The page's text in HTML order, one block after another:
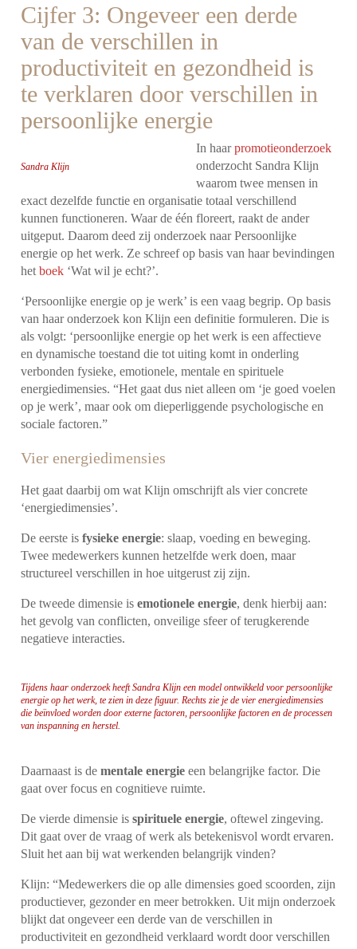
Cijfer 3: Ongeveer een derde
van de verschillen in
productiviteit en gezondheid is
te verklaren door verschillen in
persoonlijke energie
Sandra Klijn
In haarpromotieonderzoek
onderzocht Sandra Klijn
waarom twee mensen in
exact dezelfde functie en organisatie totaal verschillend
kunnen functioneren. Waar de één floreert, raakt de ander
uitgeput. Daarom deed zij onderzoek naar Persoonlijke
energie op het werk. Ze schreef op basis van haar bevindingen
hetboek ‘Wat wil je echt?’.
‘Persoonlijke energie op je werk’ is een vaag begrip. Op basis
van haar onderzoek kon Klijn een definitie formuleren. Die is
als volgt: ‘persoonlijke energie op het werk is een affectieve
en dynamische toestand die tot uiting komt in onderling
verbonden fysieke, emotionele, mentale en spirituele
energiedimensies. “Het gaat dus niet alleen om ‘je goed voelen
op je werk’, maar ook om dieperliggende psychologische en
sociale factoren.”
Vier energiedimensies
Het gaat daarbij om wat Klijn omschrijft als vier concrete
‘energiedimensies’.
De eerste isfysieke energie: slaap, voeding en beweging.
Twee medewerkers kunnen hetzelfde werk doen, maar
structureel verschillen in hoe uitgerust zij zijn.
De tweede dimensie isemotionele energie, denk hierbij aan:
het gevolg van conflicten, onveilige sfeer of terugkerende
negatieve interacties.
Tijdens haar onderzoek heeft Sandra Klijn een model ontwikkeld voor persoonlijke
energie op het werk, te zien in deze figuur. Rechts zie je de vier energiedimensies
die beïnvloed worden door externe factoren, persoonlijke factoren en de processen
van inspanning en herstel.
Daarnaast is dementale energie een belangrijke factor. Die
gaat over focus en cognitieve ruimte.
De vierde dimensie isspirituele energie, oftewel zingeving.
Dit gaat over de vraag of werk als betekenisvol wordt ervaren.
Sluit het aan bij wat werkenden belangrijk vinden?
Klijn: “Medewerkers die op alle dimensies goed scoorden, zijn
productiever, gezonder en meer betrokken. Uit mijn onderzoek
blijkt dat ongeveer een derde van de verschillen in
productiviteit en gezondheid verklaard wordt door verschillen